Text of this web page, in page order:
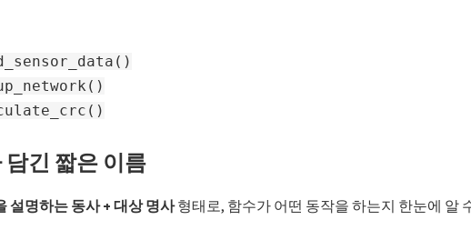
담긴 짧은 이름
설명하는 동사 + 대상 명사형태로, 함수가 어떤 동작을 하는지 한눈에 알